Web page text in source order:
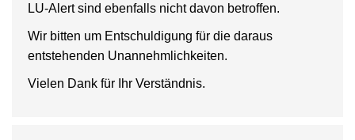
LU-Alert sind ebenfalls nicht davon betroffen.
Wir bitten um Entschuldigung für die daraus
entstehenden Unannehmlichkeiten.
Vielen Dank für Ihr Verständnis.